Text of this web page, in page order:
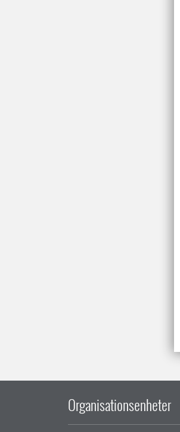
Organisationsenheter